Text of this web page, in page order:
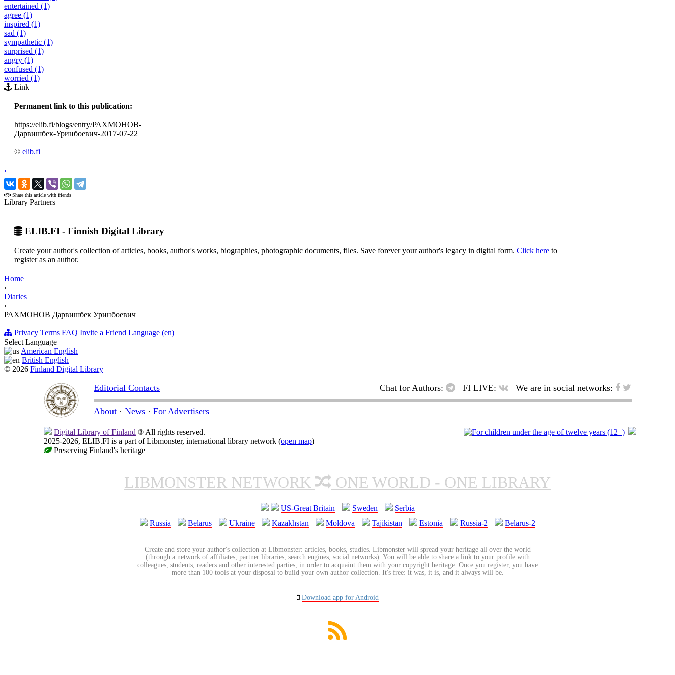
entertained (1)
agree (1)
inspired (1)
sad (1)
sympathetic (1)
surprised (1)
angry (1)
confused (1)
worried (1)
Link
Permanent link to this publication:
https://elib.fi/blogs/entry/РАХМОНОВ-
Дарвишбек-Уринбоевич-2017-07-22
© elib.fi
‹
›
Share this article with friends
Library Partners
ELIB.FI - Finnish Digital Library
Create your author's collection of articles, books, author's works, biographies, photographic documents, files. Save forever your author's legacy in digital form. Click here to
register as an author.
Home
›
Diaries
›
РАХМОНОВ Дарвишбек Уринбоевич
Privacy Terms FAQ Invite a Friend Language (en)
Select Language
American English
British English
© 2026 Finland Digital Library
Editorial Contacts Chat for Authors: FI LIVE: We are in social networks:
About · News · For Advertisers
Digital Library of Finland ® All rights reserved.
2025-2026, ELIB.FI is a part of Libmonster, international library network (open map)
Preserving Finland's heritage
LIBMONSTER NETWORK ONE WORLD - ONE LIBRARY
US-Great Britain Sweden
Serbia
Russia
Belarus Ukraine Kazakhstan Moldova Tajikistan Estonia Russia-2 Belarus-2
Create and store your author's collection at Libmonster: articles, books, studies. Libmonster will spread your heritage all over the world
(through a network of affiliates, partner libraries, search engines, social networks). You will be able to share a link to your profile with
colleagues, students, readers and other interested parties, in order to acquaint them with your copyright heritage. Once you register, you have
more than 100 tools at your disposal to build your own author collection. It's free: it was, it is, and it always will be.
Download app for Android